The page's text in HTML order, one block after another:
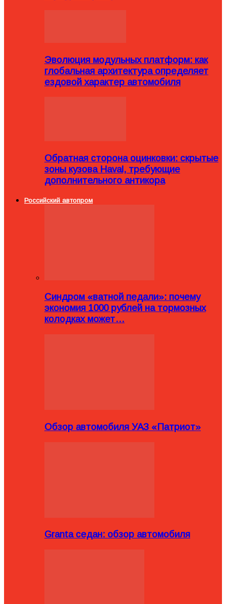
Эволюция модульных платформ: как
глобальная архитектура определяет
ездовой характер автомобиля
Обратная сторона оцинковки: скрытые
зоны кузова Haval, требующие
дополнительного антикора
Российский автопром
Синдром «ватной педали»: почему
экономия 1000 рублей на тормозных
колодках может…
Обзор автомобиля УАЗ «Патриот»
Granta седан: обзор автомобиля